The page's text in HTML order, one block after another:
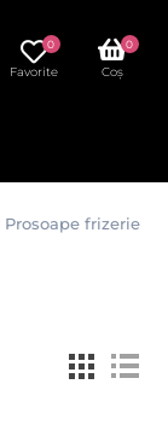
Favorite
0
Coș
0
Prosoape frizerie